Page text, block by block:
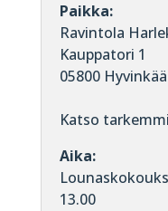
Paikka:
Ravintola
Kauppatori 1
05800 Hyvinkää
Katso
Aika:
13.00